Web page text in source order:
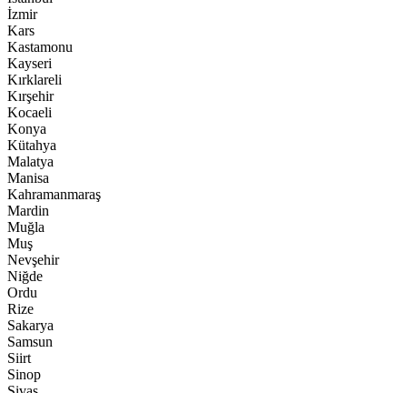
İzmir
Kars
Kastamonu
Kayseri
Kırklareli
Kırşehir
Kocaeli
Konya
Kütahya
Malatya
Manisa
Kahramanmaraş
Mardin
Muğla
Muş
Nevşehir
Niğde
Ordu
Rize
Sakarya
Samsun
Siirt
Sinop